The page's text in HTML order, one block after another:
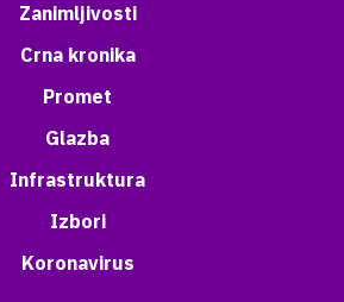
Zanimljivosti
Crna kronika
Promet
Glazba
Infrastruktura
Izbori
Koronavirus